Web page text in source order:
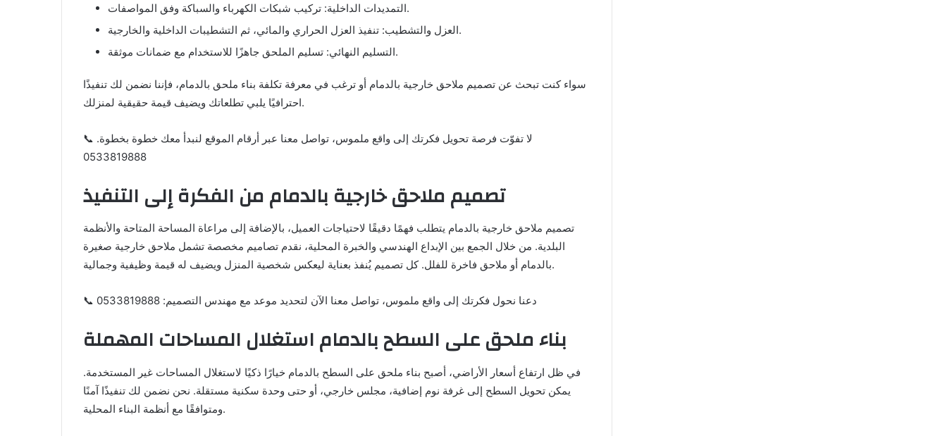
التمديدات الداخلية: تركيب شبكات الكهرباء والسباكة وفق المواصفات.
العزل والتشطيب: تنفيذ العزل الحراري والمائي، ثم التشطيبات الداخلية والخارجية.
التسليم النهائي: تسليم الملحق جاهزًا للاستخدام مع ضمانات موثقة.
سواء كنت تبحث عن تصميم ملاحق خارجية بالدمام أو ترغب في معرفة تكلفة بناء ملحق بالدمام، فإننا نضمن لك تنفيذًا
احترافيًا يلبي تطلعاتك ويضيف قيمة حقيقية لمنزلك.
📞 لا تفوّت فرصة تحويل فكرتك إلى واقع ملموس، تواصل معنا عبر أرقام الموقع لنبدأ معك خطوة بخطوة.
0533819888
تصميم ملاحق خارجية بالدمام من الفكرة إلى التنفيذ
تصميم ملاحق خارجية بالدمام يتطلب فهمًا دقيقًا لاحتياجات العميل، بالإضافة إلى مراعاة المساحة المتاحة والأنظمة
البلدية. من خلال الجمع بين الإبداع الهندسي والخبرة المحلية، نقدم تصاميم مخصصة تشمل ملاحق خارجية صغيرة
بالدمام أو ملاحق فاخرة للفلل. كل تصميم يُنفذ بعناية ليعكس شخصية المنزل ويضيف له قيمة وظيفية وجمالية.
📞 دعنا نحول فكرتك إلى واقع ملموس، تواصل معنا الآن لتحديد موعد مع مهندس التصميم: 0533819888
بناء ملحق على السطح بالدمام استغلال المساحات المهملة
في ظل ارتفاع أسعار الأراضي، أصبح بناء ملحق على السطح بالدمام خيارًا ذكيًا لاستغلال المساحات غير المستخدمة.
يمكن تحويل السطح إلى غرفة نوم إضافية، مجلس خارجي، أو حتى وحدة سكنية مستقلة. نحن نضمن لك تنفيذًا آمنًا
ومتوافقًا مع أنظمة البناء المحلية.